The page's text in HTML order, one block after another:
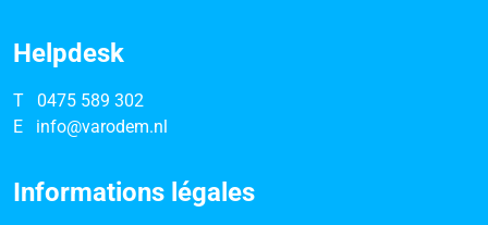
Helpdesk
T
0475 589 302
E
info@varodem.nl
Informations légales